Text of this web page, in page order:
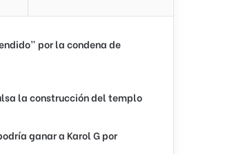
por la condena de
la construcción del templo
ganar a Karol G por